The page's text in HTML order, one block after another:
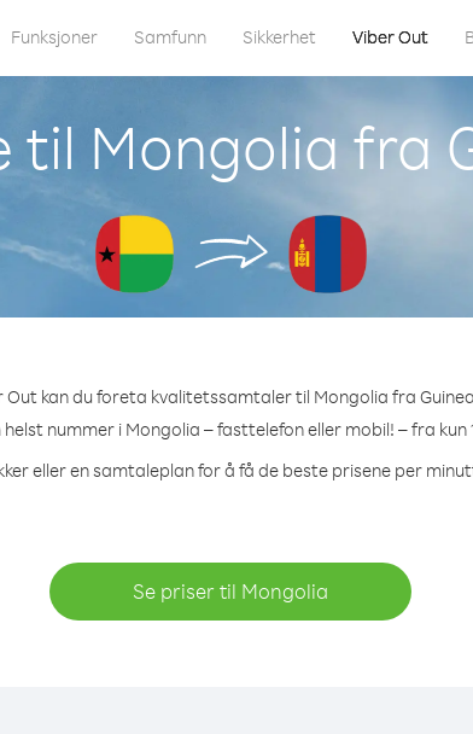
Funksjoner Samfunn Sikkerhet Viber Out
til Mongolia fra
Out kan du foreta kvalitetssamtaler til Mongolia fra
helst nummer i Mongolia – fasttelefon eller mobil! – fra kun
eller en samtaleplan for å få de beste prisene per
Se priser til Mongolia